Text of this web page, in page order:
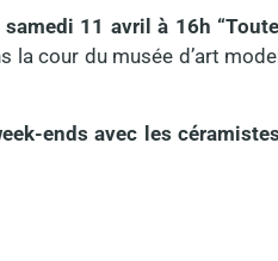
samedi 11 avril à 16h
la cour du musée d’art
ends avec les